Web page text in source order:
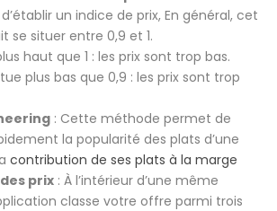
un indice de prix, En général, cet
se situer entre 0,9 et 1.
haut que 1 : les prix sont trop bas.
plus bas que 0,9 : les prix sont trop
: Cette méthode permet de
la popularité des plats d’une
contribution de ses plats à la marge
prix : À l’intérieur d’une même
classe votre offre parmi trois